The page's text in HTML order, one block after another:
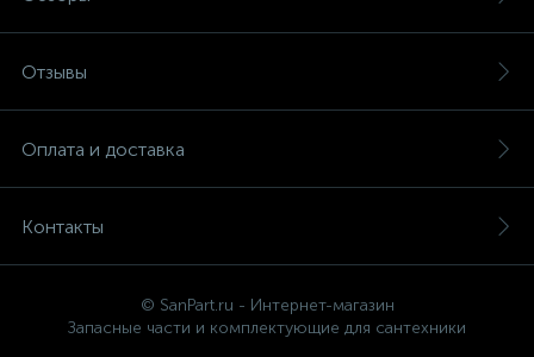
Отзывы
Оплата и доставка
Контакты
© SanPart.ru - Интернет-магазин
Запасные части и комплектующие для сантехники